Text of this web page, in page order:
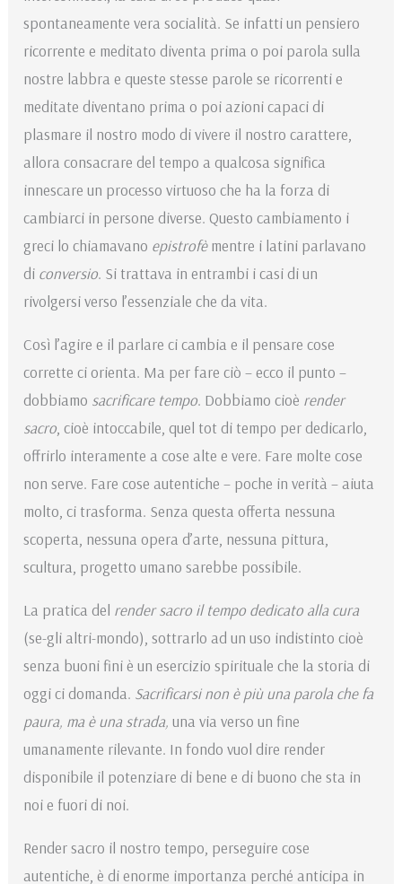
spontaneamente vera socialità. Se infatti un pensiero
ricorrente e meditato diventa prima o poi parola sulla
nostre labbra e queste stesse parole se ricorrenti e
meditate diventano prima o poi azioni capaci di
plasmare il nostro modo di vivere il nostro carattere,
allora consacrare del tempo a qualcosa significa
innescare un processo virtuoso che ha la forza di
cambiarci in persone diverse. Questo cambiamento i
greci lo chiamavano epistrofèmentre i latini parlavano
di conversio. Si trattava in entrambi i casi di un
rivolgersi verso l’essenziale che da vita.
Così l’agire e il parlare ci cambia e il pensare cose
corrette ci orienta. Ma per fare ciò – ecco il punto –
dobbiamo sacrificare tempo. Dobbiamo cioè render
sacro, cioè intoccabile, quel tot di tempo per dedicarlo,
offrirlo interamente a cose alte e vere. Fare molte cose
non serve. Fare cose autentiche – poche in verità – aiuta
molto, ci trasforma. Senza questa offerta nessuna
scoperta, nessuna opera d’arte, nessuna pittura,
scultura, progetto umano sarebbe possibile.
La pratica del render sacro il tempo dedicato alla cura
(se-gli altri-mondo), sottrarlo ad un uso indistinto cioè
senza buoni fini è un esercizio spirituale che la storia di
oggi ci domanda. Sacrificarsi non è più una parola che fa
paura, ma è una strada,una via verso un fine
umanamente rilevante. In fondo vuol dire render
disponibile il potenziare di bene e di buono che sta in
noi e fuori di noi.
Render sacro il nostro tempo, perseguire cose
autentiche, è di enorme importanza perché anticipa in